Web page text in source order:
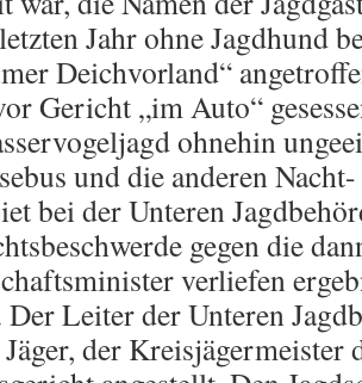
Jahr ohne Jagdhund
Deichvorland“
Gericht „im Auto“
ohnehin
und die anderen
bei der Unteren
gegen die
verliefen
Leiter der Unteren
der Kreisjägermeister